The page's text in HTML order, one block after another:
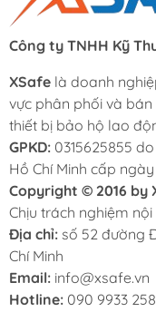
Công ty TNHH Kỹ
XSafe là doanh
vực phân phối và
thiết bị bảo hộ lao
GPKD: 0315625855
Hồ Chí Minh cấp ngày
Copyright © 2016 by
Chịu trách nghiệm nội
Địa chỉ: số 52 đường
Chí Minh
Email: info@xsafe.vn
Hotline: 090 9933 258